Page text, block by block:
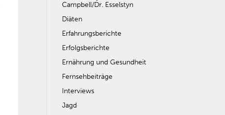
Campbell/Dr. Esselstyn
Diäten
Erfahrungsberichte
Erfolgsberichte
Ernährung und Gesundheit
Fernsehbeiträge
Interviews
Jagd